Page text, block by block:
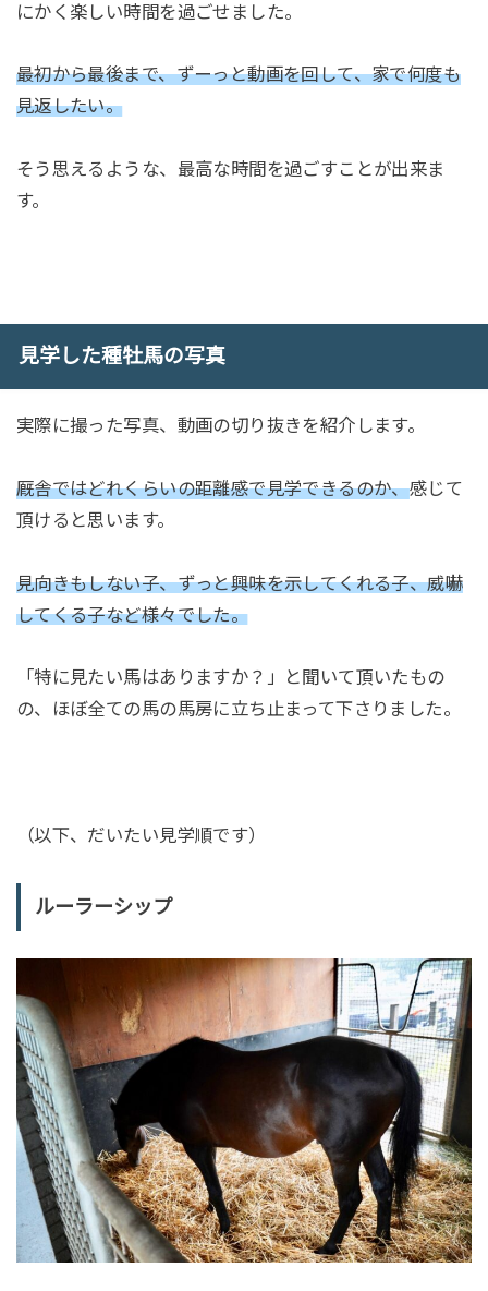
にかく楽しい時間を過ごせました。
最初から最後まで、ずーっと動画を回して、家で何度も
見返したい。
そう思えるような、最高な時間を過ごすことが出来ま
す。
見学した種牡馬の写真
実際に撮った写真、動画の切り抜きを紹介します。
厩舎ではどれくらいの距離感で見学できるのか、感じて
頂けると思います。
見向きもしない子、ずっと興味を示してくれる子、威嚇
してくる子など様々でした。
「特に見たい馬はありますか？」と聞いて頂いたもの
の、ほぼ全ての馬の馬房に立ち止まって下さりました。
（以下、だいたい見学順です）
ルーラーシップ